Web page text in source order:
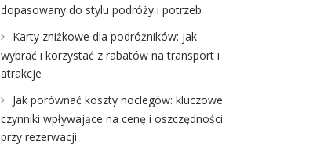
dopasowany do stylu podróży i potrzeb
Karty zniżkowe dla podróżników: jak
wybrać i korzystać z rabatów na transport i
atrakcje
Jak porównać koszty noclegów: kluczowe
czynniki wpływające na cenę i oszczędności
przy rezerwacji